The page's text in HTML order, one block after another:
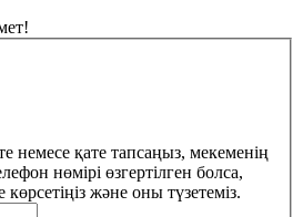
немесе қате тапсаңыз, мекеменің
нөмірі өзгертілген болса,
және оны түзетеміз.